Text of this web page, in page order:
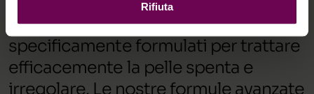
Rifiuta
WiQo offre una gamma di prodotti
specificamente formulati per trattare
efficacemente la pelle spenta e
irregolare. Le nostre formule avanzate